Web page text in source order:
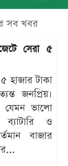
সব খবর
সেরা ৫
হাজার টাকা
জনপ্রিয়।
যেমন ভালো
ও
বাজার